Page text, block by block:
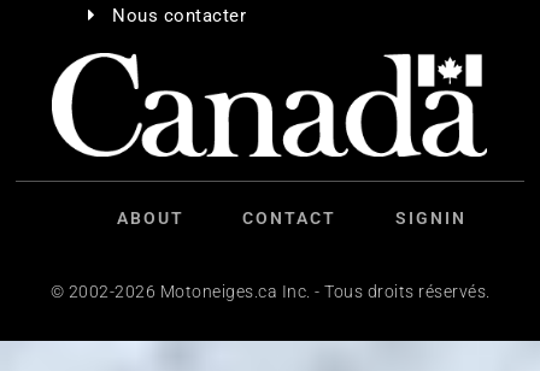
Nous contacter
ABOUT CONTACT SIGNIN
© 2002-2026 Motoneiges.ca Inc. - Tous droits réservés.